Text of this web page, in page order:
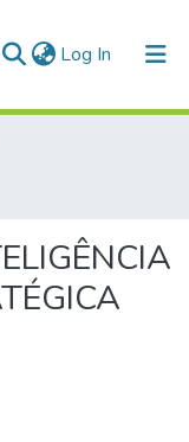
Log In (current)